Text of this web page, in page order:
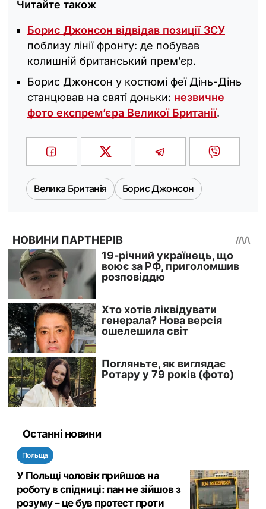
Читайте також
Борис Джонсон відвідав позиції ЗСУ
поблизу лінії фронту: де побував
колишній британський прем’єр.
Борис Джонсон у костюмі феї Дінь-Дінь
станцював на святі доньки: незвичне
фото експрем’єра Великої Британії.
Велика Британія Борис Джонсон
Останні новини
Польща
У Польщі чоловік прийшов на
роботу в спідниці: пан не зійшов з
розуму – це був протест проти